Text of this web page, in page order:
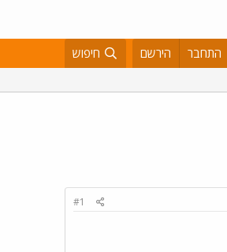
התחבר הירשם חיפוש
#1